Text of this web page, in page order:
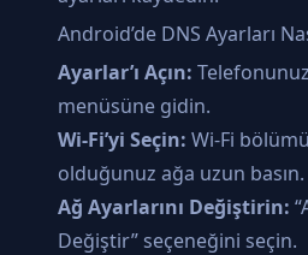
Android’de DNS Ayarları
Ayarlar’ı Açın:
menüsüne gidin.
Wi-Fi’yi Seçin: Wi-Fi
olduğunuz ağa uzun basın.
Ağ Ayarlarını Değiştirin:
Değiştir” seçeneğini seçin.